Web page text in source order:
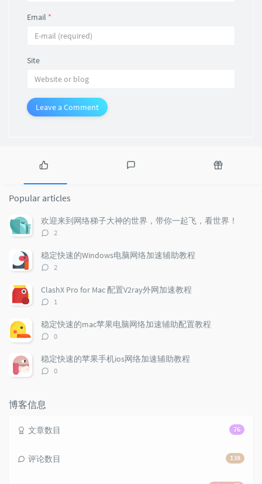
Email *
Site
Leave a Comment
P
p
u
l
a
r
a
r
t
i
l
e
e
s
c
o
m
t
d
o
Popular articles
欢迎来到网络梯子大神的世界，带你一起飞，看世界！
评
数：
2
稳定快速的Windows电脑网络加速辅助教程
评
数：
2
ClashX Pro for Mac 配置V2ray外网加速教程
评
数：
1
稳定快速的mac苹果电脑网络加速辅助配置教程
评
数：
0
稳定快速的苹果手机ios网络加速辅助教程
评
0
博客信息
76
文章数目
138
评论数目